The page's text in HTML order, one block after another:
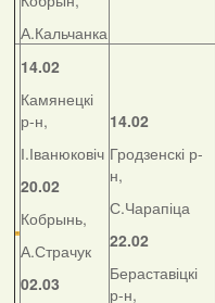
А.Кальчанка
14.02
Камянецкі
р-н,
І.Іванюковіч
20.02
Кобрынь,
А.Страчук
02.03
14.02
Гродзенскі р-
н,
С.Чарапіца
22.02
Бераставіцкі
р-н,